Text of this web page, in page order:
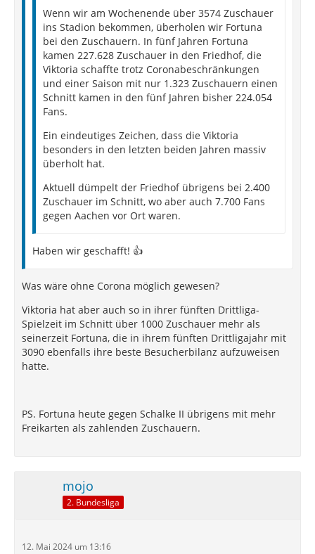
Wenn wir am Wochenende über 3574 Zuschauer
ins Stadion bekommen, überholen wir Fortuna
bei den Zuschauern. In fünf Jahren Fortuna
kamen 227.628 Zuschauer in den Friedhof, die
Viktoria schaffte trotz Coronabeschränkungen
und einer Saison mit nur 1.323 Zuschauern einen
Schnitt kamen in den fünf Jahren bisher 224.054
Fans.
Ein eindeutiges Zeichen, dass die Viktoria
besonders in den letzten beiden Jahren massiv
überholt hat.
Aktuell dümpelt der Friedhof übrigens bei 2.400
Zuschauer im Schnitt, wo aber auch 7.700 Fans
gegen Aachen vor Ort waren.
Haben wir geschafft! 👍
Was wäre ohne Corona möglich gewesen?
Viktoria hat aber auch so in ihrer fünften Drittliga-
Spielzeit im Schnitt über 1000 Zuschauer mehr als
seinerzeit Fortuna, die in ihrem fünften Drittligajahr mit
3090 ebenfalls ihre beste Besucherbilanz aufzuweisen
hatte.
PS. Fortuna heute gegen Schalke II übrigens mit mehr
Freikarten als zahlenden Zuschauern.
mojo
2. Bundesliga
12. Mai 2024 um 13:16